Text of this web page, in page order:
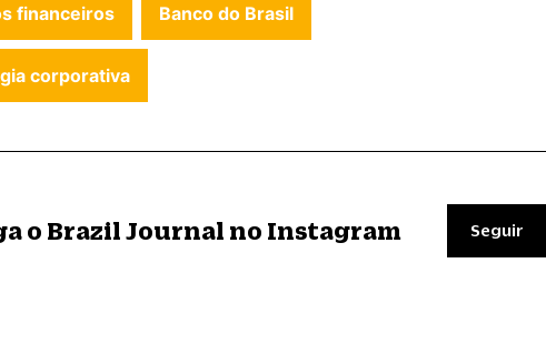
financeiros Banco do Brasil
corporativa
o Brazil Journal no Instagram Seguir